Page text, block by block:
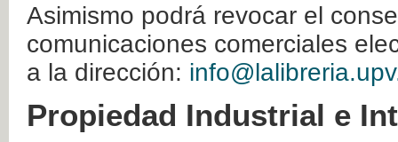
Asimismo podrá revocar el
comunicaciones comerciales
a la dirección:
Propiedad Industrial e